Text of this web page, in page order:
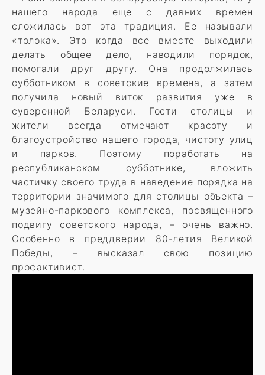
нашего народа еще с давних времен
сложилась вот эта традиция. Ее называли
«толока». Это когда все вместе выходили
делать общее дело, наводили порядок,
помогали друг другу. Она продолжилась
субботником в советские времена, а затем
получила новый виток развития уже в
суверенной Беларуси. Гости столицы и
жители всегда отмечают красоту и
благоустройство нашего города, чистоту улиц
и парков. Поэтому поработать на
республиканском субботнике, вложить
частичку своего труда в наведение порядка на
территории значимого для столицы объекта –
музейно-паркового комплекса, посвященного
подвигу советского народа, – очень важно.
Особенно в преддверии 80-летия Великой
Победы, – высказал свою позицию
профактивист.